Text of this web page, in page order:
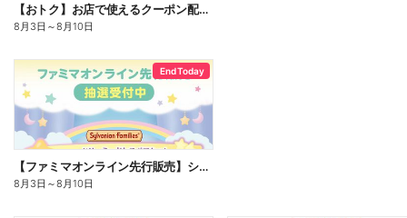
【おトク】お店で使えるクーポン配信中
8月3日 ～8月10日
End Today
【ファミマオンライン先行販売】シルバニアファミリー
8月3日 ～8月10日